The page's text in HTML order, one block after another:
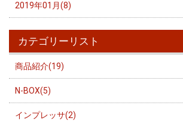
2019年01月(8)
カテゴリーリスト
商品紹介(19)
N-BOX(5)
インプレッサ(2)